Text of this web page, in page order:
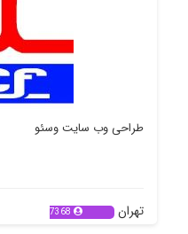
طراحی وب سایت وسئو
تهران 7368